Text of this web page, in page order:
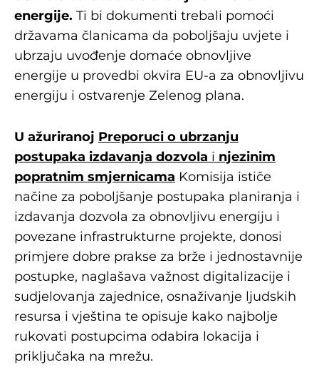
energije. Ti bi dokumenti trebali pomoći
državama članicama da poboljšaju uvjete i
ubrzaju uvođenje domaće obnovljive
energije u provedbi okvira EU-a za obnovljivu
energiju i ostvarenje Zelenog plana.
U ažuriranoj Preporuci o ubrzanju
postupaka izdavanja dozvola i njezinim
popratnim smjernicama Komisija ističe
načine za poboljšanje postupaka planiranja i
izdavanja dozvola za obnovljivu energiju i
povezane infrastrukturne projekte, donosi
primjere dobre prakse za brže i jednostavnije
postupke, naglašava važnost digitalizacije i
sudjelovanja zajednice, osnaživanje ljudskih
resursa i vještina te opisuje kako najbolje
rukovati postupcima odabira lokacija i
priključaka na mrežu.